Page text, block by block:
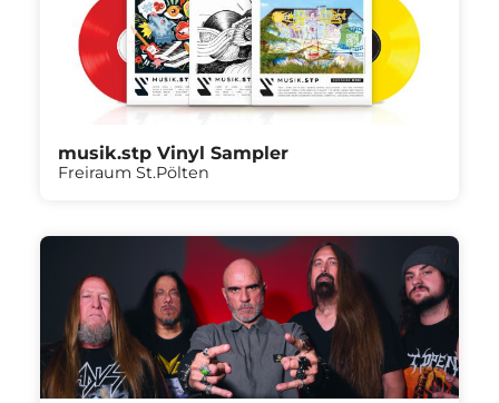
musik.stp Vinyl Sampler
Freiraum St.Pölten